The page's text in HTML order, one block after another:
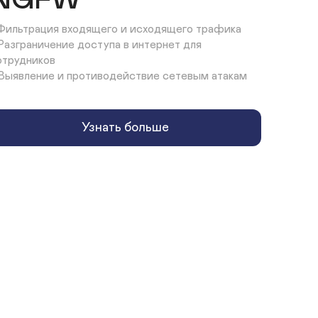
входящего и исходящего трафика
доступа в интернет для
и противодействие сетевым атакам
Узнать больше